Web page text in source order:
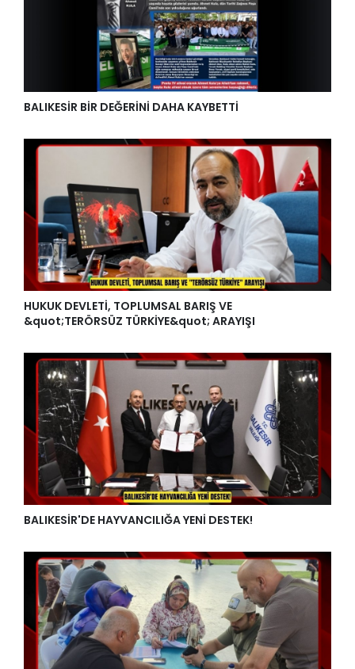
BALIKESİR BİR DEĞERİNİ DAHA KAYBETTİ
HUKUK DEVLETİ, TOPLUMSAL BARIŞ VE
&quot;TERÖRSÜZ TÜRKİYE&quot; ARAYIŞI
BALIKESİR'DE HAYVANCILIĞA YENİ DESTEK!